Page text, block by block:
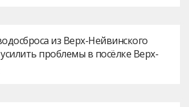
из Верх-Нейвинского
проблемы в посёлке Верх-